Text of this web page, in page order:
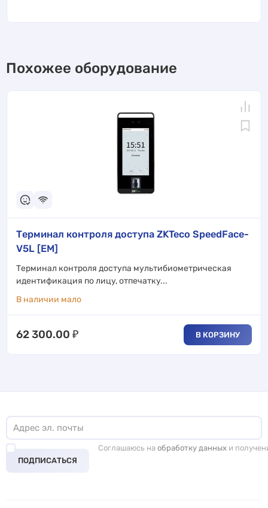
Похожее оборудование
Терминал контроля доступа ZKTeco SpeedFace-
V5L [EM]
Терминал контроля доступа мультибиометрическая
идентификация по лицу, отпечатку...
В наличии мало
62 300.00 ₽ В КОРЗИНУ
ПОДПИСАТЬСЯ
Соглашаюсь на обработку данных и